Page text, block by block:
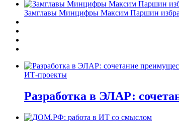
Замглавы Минцифры Максим Паршин
ИТ-проекты
Разработка в ЭЛАР: